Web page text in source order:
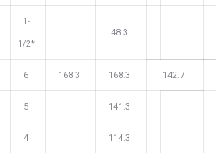
1-
1/2*
48.3
6 168.3 168.3 142.7
5 141.3
4 114.3